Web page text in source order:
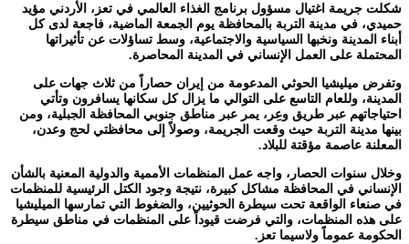
شكلت جريمة اغتيال مسؤول برنامج الغذاء العالمي في تعز، الأردني مؤيد
حميدي، في مدينة التربة بالمحافظة يوم الجمعة الماضية، فاجعة لدى كل
أبناء المدينة ونخبها السياسية والاجتماعية، وسط تساؤلات عن تأثيراتها
المحتملة على العمل الإنساني في المدينة المحاصرة.
وتفرض ميليشيا الحوثي المدعومة من إيران حصاراً من ثلاث جهات على
المدينة، وللعام التاسع على التوالي ما يزال كل سكانها يسافرون وتأتي
احتياجاتهم عبر طريق وعِر، يمر عبر مناطق جنوبي المحافظة الجبلية، ومن
بينها مدينة التربة حيث وقعت الجريمة، وصولاً إلى محافظتي لحج وعدن،
المعلنة عاصمة مؤقتة للبلاد.
وخلال سنوات الحصار، واجه عمل المنظمات الأممية والدولية المعنية بالشأن
الإنساني في المحافظة مشاكل كبيرة، نتيجة وجود الكتل الرئيسية للمنظمات
في صنعاء الواقعة تحت سيطرة الحوثيين، والضغوط التي تمارسها الميليشيا
على هذه المنظمات، والتي فرضت قيوداً على المنظمات في مناطق سيطرة
الحكومة عموماً ولاسيما تعز.